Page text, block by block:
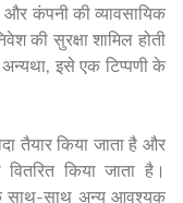
और कंपनी की व्यावसायिक
की सुरक्षा शामिल होती
इसे एक टिप्पणी के
तैयार किया जाता है और
किया जाता है।
साथ-साथ अन्य आवश्यक